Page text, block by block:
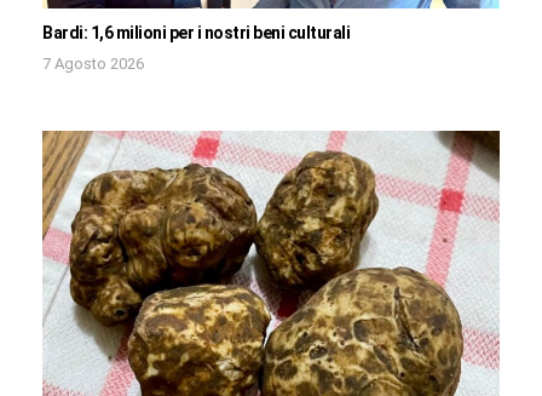
Bardi: 1,6 milioni per i nostri beni culturali
7 Agosto 2026